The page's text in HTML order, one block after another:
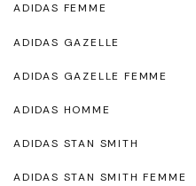
ADIDAS FEMME
ADIDAS GAZELLE
ADIDAS GAZELLE FEMME
ADIDAS HOMME
ADIDAS STAN SMITH
ADIDAS STAN SMITH FEMME